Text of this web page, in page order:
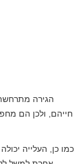
הגירה
חייהם, ולכן הם
כמו כן, העלייה